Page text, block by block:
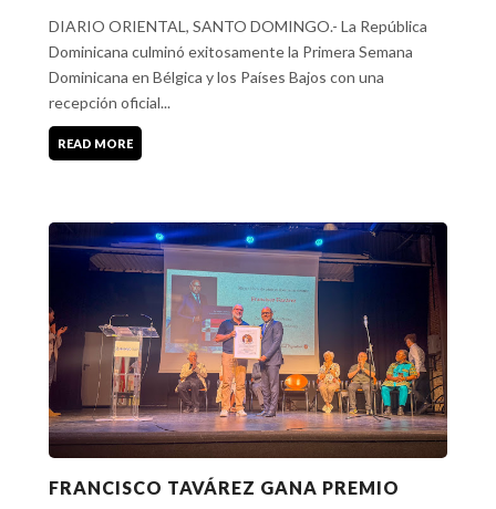
DIARIO ORIENTAL, SANTO DOMINGO.- La República
Dominicana culminó exitosamente la Primera Semana
Dominicana en Bélgica y los Países Bajos con una
recepción oficial...
READ MORE
FRANCISCO TAVÁREZ GANA PREMIO